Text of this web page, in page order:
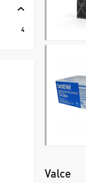
4
Valce